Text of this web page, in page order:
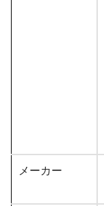
メーカー